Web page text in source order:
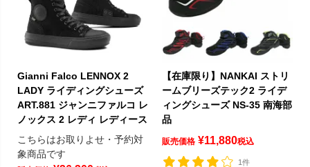
Gianni Falco LENNOX 2
LADY ライディングシューズ
ART.881 ジャンニファルコ レ
ノックス 2 レディ レディース
こちらはお取りよせ・予約対
象商品です
【在庫限り】NANKAI ストリ
ームブリーズテック2 ライデ
ィングシューズ NS-35 南海部
品
販売価格 ¥11,880税込
1件